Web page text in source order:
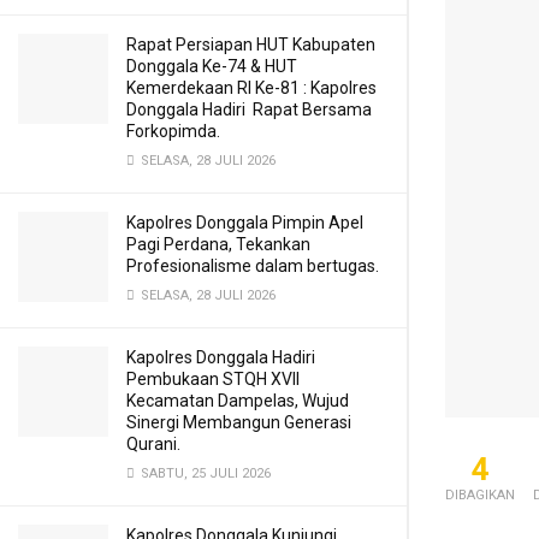
Rapat Persiapan HUT Kabupaten
Donggala Ke-74 & HUT
Kemerdekaan RI Ke-81 : Kapolres
Donggala Hadiri Rapat Bersama
Forkopimda.
SELASA, 28 JULI 2026
Kapolres Donggala Pimpin Apel
Pagi Perdana, Tekankan
Profesionalisme dalam bertugas.
SELASA, 28 JULI 2026
Kapolres Donggala Hadiri
Pembukaan STQH XVII
Kecamatan Dampelas, Wujud
Sinergi Membangun Generasi
Qurani.
SABTU, 25 JULI 2026 4
DIBAGIKAN